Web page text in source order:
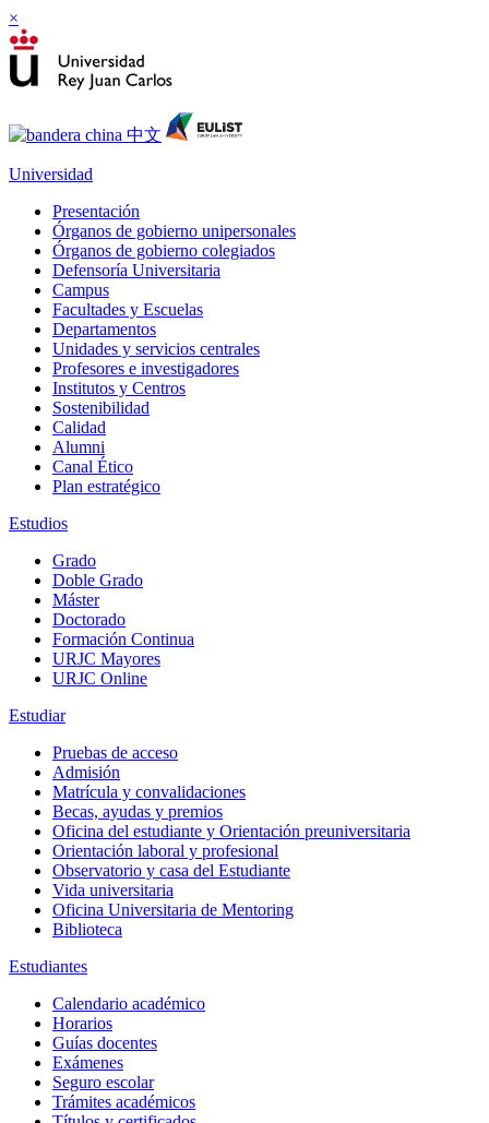
×
Universidad
Presentación
Órganos de gobierno unipersonales
Órganos de gobierno colegiados
Defensoría Universitaria
Campus
Facultades y Escuelas
Departamentos
Unidades y servicios centrales
Profesores e investigadores
Institutos y Centros
Sostenibilidad
Calidad
Alumni
Canal Ético
Plan estratégico
Estudios
Grado
Doble Grado
Máster
Doctorado
Formación Continua
URJC Mayores
URJC Online
Estudiar
Pruebas de acceso
Admisión
Matrícula y convalidaciones
Becas, ayudas y premios
Oficina del estudiante y Orientación preuniversitaria
Orientación laboral y profesional
Observatorio y casa del Estudiante
Vida universitaria
Oficina Universitaria de Mentoring
Biblioteca
Estudiantes
Calendario académico
Horarios
Guías docentes
Exámenes
Seguro escolar
Trámites académicos